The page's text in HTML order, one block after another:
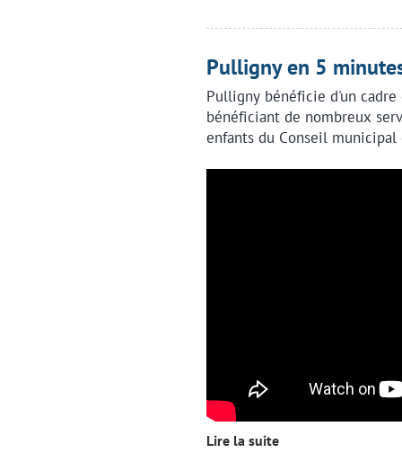
Pulligny en 5
Pulligny bénéficie d'un
bénéficiant de nombreux
enfants du Conseil
Lire la suite